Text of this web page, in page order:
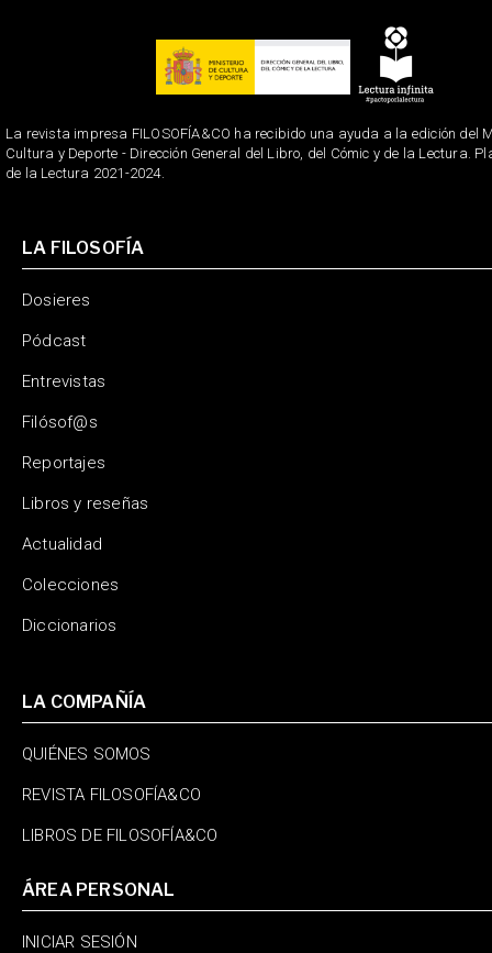
La revista impresa FILOSOFÍA&CO ha recibido una ayuda a la edición del
Cultura y Deporte - Dirección General del Libro, del Cómic y de la Lectura.
de la Lectura 2021-2024.
LA FILOSOFÍA
Dosieres
Pódcast
Entrevistas
Filósof@s
Reportajes
Libros y reseñas
Actualidad
Colecciones
Diccionarios
LA COMPAÑÍA
QUIÉNES SOMOS
REVISTA FILOSOFÍA&CO
LIBROS DE FILOSOFÍA&CO
ÁREA PERSONAL
INICIAR SESIÓN